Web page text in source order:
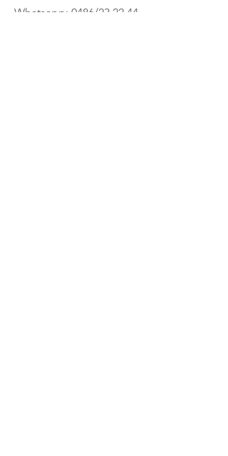
Whatsapp: 0486/23.22.44